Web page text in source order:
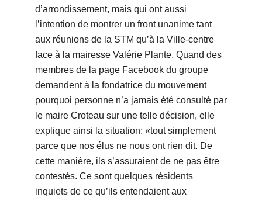
d’arrondissement, mais qui ont aussi
l’intention de montrer un front unanime tant
aux réunions de la STM qu’à la Ville-centre
face à la mairesse Valérie Plante. Quand des
membres de la page Facebook du groupe
demandent à la fondatrice du mouvement
pourquoi personne n’a jamais été consulté par
le maire Croteau sur une telle décision, elle
explique ainsi la situation: «tout simplement
parce que nos élus ne nous ont rien dit. De
cette manière, ils s’assuraient de ne pas être
contestés. Ce sont quelques résidents
inquiets de ce qu’ils entendaient aux